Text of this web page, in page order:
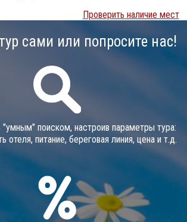
Проверить наличие мест
сами или попросите нас!
"умным" поиском, настроив параметры тура:
отеля, питание, береговая линия, цена и т.д.